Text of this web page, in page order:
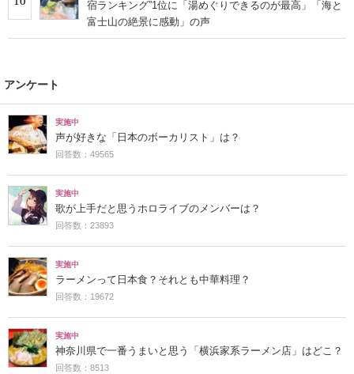
宿ランキング”1位に「湯めぐりできるのが最高」「海と
富士山の絶景に感動」の声
アンケート
実施中
声が好きな「日本のボーカリスト」は？
回答数：49565
実施中
歌が上手だと思うホロライブのメンバーは？
回答数：23893
実施中
ラーメンって日本食？それとも中華料理？
回答数：19672
実施中
神奈川県で一番うまいと思う「横浜家系ラーメン店」はどこ？
回答数：8513